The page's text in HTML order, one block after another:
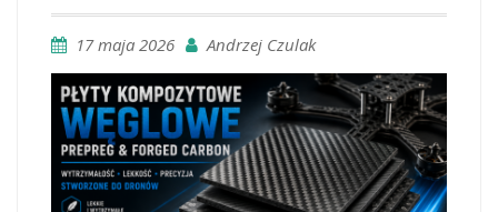
17 maja 2026 Andrzej Czulak